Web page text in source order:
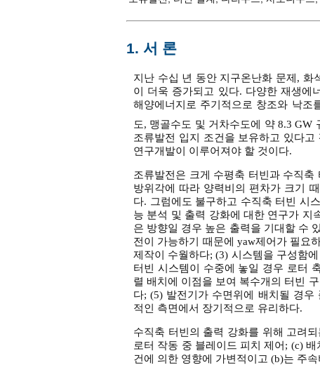
1. 서 론
지난 수십 년 동안 지구온난화 문제, 화
이 더욱 증가되고 있다. 다양한 재생에
해양에너지로 주기적으로 창조와 낙조
도, 맹골수도 및 거차수도에 약 8.3 GW
조류발전 입지 조건을 보유하고 있다
연구개발이 이루어져야 할 것이다.
조류발전은 크게 수평축 터빈과 수직
방위각에 따라 양력비의 편차가 크기
다. 그럼에도 불구하고 수직축 터빈 시
능 분석 및 출력 강화에 대한 연구가 지
은 방향일 경우 높은 출력을 기대할 수
전이 가능하기 때문에 yaw제어가 필요
제작이 수월하다; (3) 시스템을 구성함
터빈 시스템이 수중에 놓일 경우 로터
렬 배치에 이점을 보여 복수개의 터빈
다; (5) 발전기가 수면위에 배치될 경우
적인 측면에서 장기적으로 유리하다.
수직축 터빈의 출력 강화를 위해 고려
로터 작동 중 블레이드 피치 제어; (c)
건에 의한 영향에 가변적이고 (b)는 주